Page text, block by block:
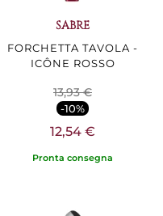
SABRE
FORCHETTA TAVOLA -
ICÔNE ROSSO
13,93 €
-10%
12,54 €
Pronta consegna